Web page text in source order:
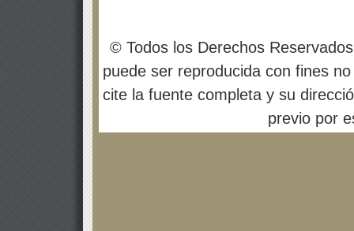
© Todos los Derechos
puede ser reproducida con fines
cite la fuente completa y su
previo por